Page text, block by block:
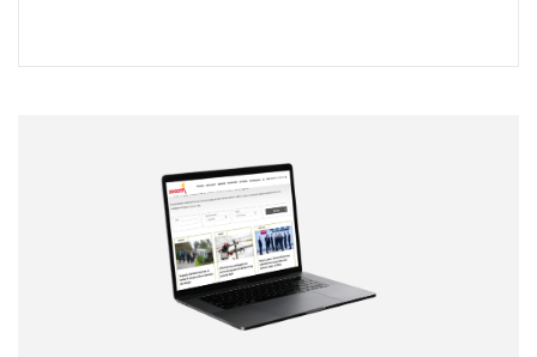
Correo electrónico
Tipo de comentario